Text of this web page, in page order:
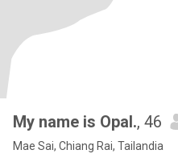
My name is Opal., 46
Mae Sai, Chiang Rai, Tailandia